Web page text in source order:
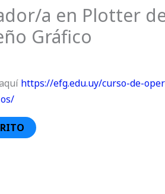
a en Plotter
Gráfico
https://efg.edu.uy/curso-de-